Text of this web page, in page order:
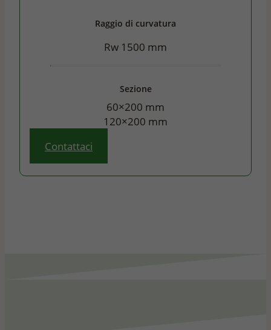
Raggio di curvatura
Rw 1500 mm
Sezione
60×200 mm
120×200 mm
Contattaci